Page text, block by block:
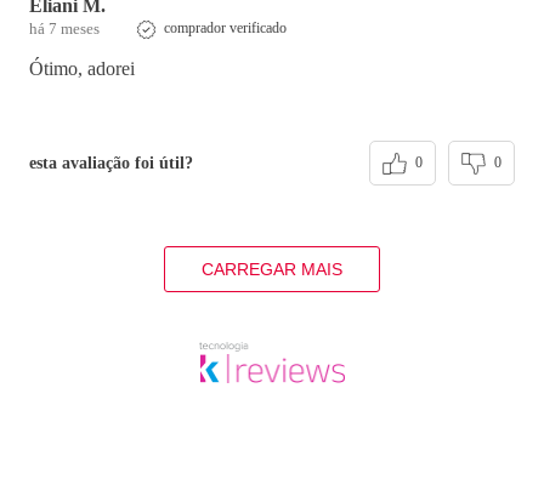
Eliani M.
há 7 meses comprador verificado
Ótimo, adorei
esta avaliação foi útil? 0 0
CARREGAR MAIS